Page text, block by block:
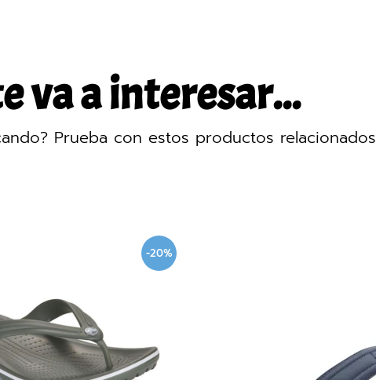
va a interesar...
Prueba con estos productos relacionados